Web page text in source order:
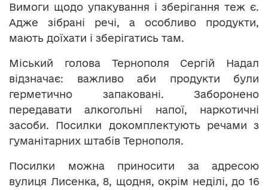
Вимоги щодо упакування і зберігання теж є.
Адже зібрані речі, а особливо продукти,
мають доїхати і зберігатись там.
Міський голова Тернополя Сергій Надал
відзначає: важливо аби продукти були
герметично запаковані. Заборонено
передавати алкогольні напої, наркотичні
засоби. Посилки докомплектують речами з
гуманітарних штабів Тернополя.
Посилки можна приносити за адресою
вулиця Лисенка, 8, щодня, окрім неділі, до 16